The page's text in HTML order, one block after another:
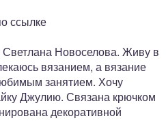
ссылке
Светлана Новоселова. Живу в
вязанием, а вязание
занятием. Хочу
Джулию. Связана крючком
декоративной